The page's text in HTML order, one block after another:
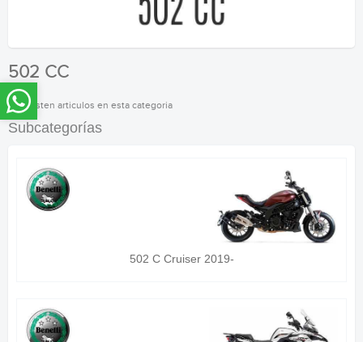
502 CC
No existen articulos en esta categoria
Subcategorías
502 C Cruiser 2019-